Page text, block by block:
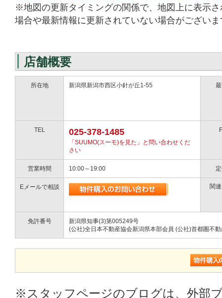
※地図の更新タイミングの関係で、地図上に表示
場合や最新情報に更新されていない場合がござい
店舗概要
所在地 新潟県新潟市西区小針が丘1-55
TEL 025-378-1485
「SUUMO(スーモ)を見た」と問い合わせくだ
さい
営業時間 10:00～19:00
Eメールで相談 関
免許番号
新潟県知事(3)第005249号
(公社)全日本不動産協会新潟県本部会員 (公社)首都圏不
※スタッフページのブログは、外部